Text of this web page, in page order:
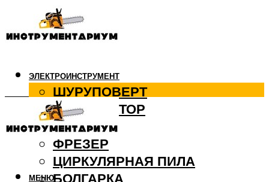
ЭЛЕКТРОИНСТРУМЕНТ
ШУРУПОВЕРТ
ПЕРФОРАТОР
ДРЕЛЬ
ФРЕЗЕР
ЦИРКУЛЯРНАЯ ПИЛА
БОЛГАРКА
МЕНЮ